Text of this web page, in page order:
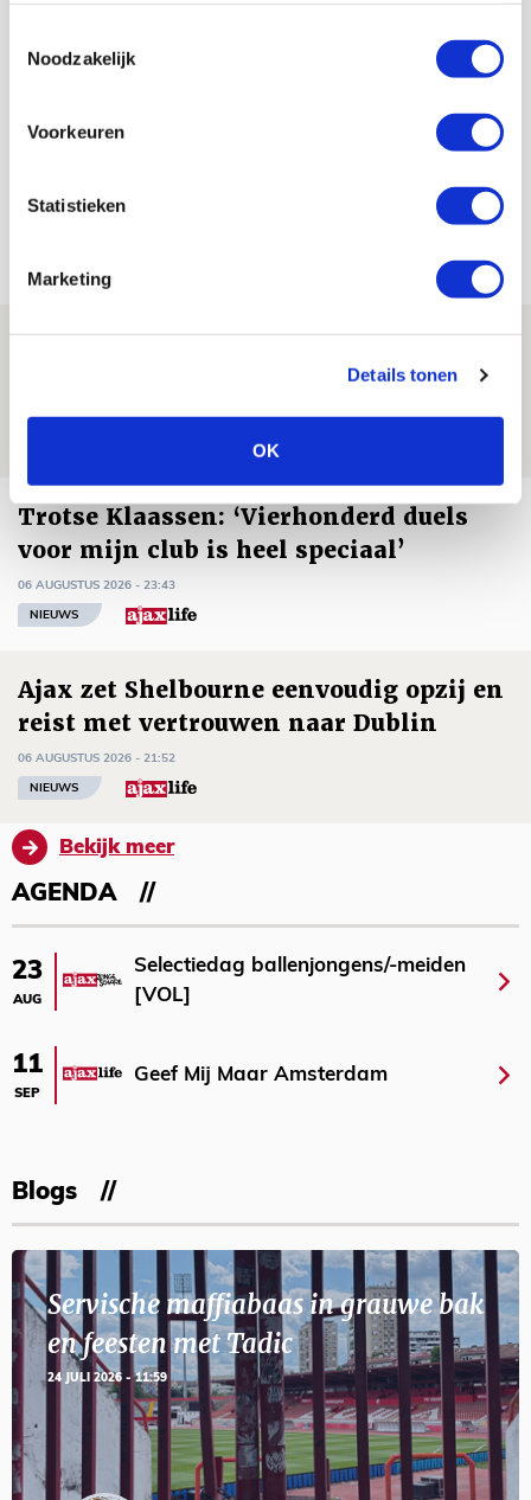
Noodzakelijk
Voorkeuren
Statistieken
Marketing
Details tonen
OK
Is dit de laatste wallpaper van Godts in
Trotse Klaassen: ‘Vierhonderd duels
voor mijn club is heel speciaal’
06 AUGUSTUS 2026 - 23:43
NIEUWS
Ajax zet Shelbourne eenvoudig opzij en
reist met vertrouwen naar Dublin
06 AUGUSTUS 2026 - 21:52
NIEUWS
Bekijk meer
AGENDA
23
AUG
Selectiedag ballenjongens/-meiden
[VOL]
11
SEP
Geef Mij Maar Amsterdam
Blogs
Servische maffiabaas in grauwe bak
en feesten met Tadic
24 JULI 2026 - 11:59